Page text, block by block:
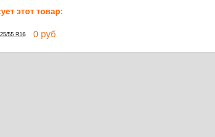
этот товар:
55 R160 руб